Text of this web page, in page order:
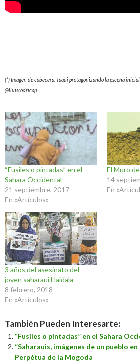
(*) Imagen de cabecera: Taqui protagonizando la escena
@lluisrodricap
“Fusiles o pintadas” en el
Sahara Occidental
21 septiembre, 2017
En «Artículos»
El Muro
14
En
3 años del asesinato del
joven saharaui Haidala
8 febrero, 2018
En «Artículos»
También Pueden Interesarte:
“Fusiles o pintadas” en el Sahara
“Saharauis, imágenes de un pueblo
Perpètua de la Mogoda